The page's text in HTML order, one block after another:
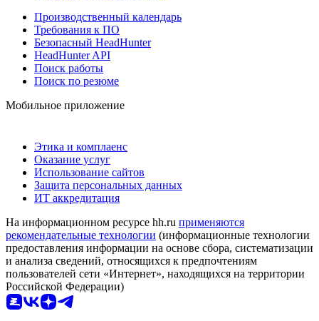
Производственный календарь
Требования к ПО
Безопасный HeadHunter
HeadHunter API
Поиск работы
Поиск по резюме
Мобильное приложение
Этика и комплаенс
Оказание услуг
Использование сайтов
Защита персональных данных
ИТ аккредитация
На информационном ресурсе hh.ru применяются
рекомендательные технологии (информационные технологии
предоставления информации на основе сбора, систематизации
и анализа сведений, относящихся к предпочтениям
пользователей сети «Интернет», находящихся на территории
Российской Федерации)